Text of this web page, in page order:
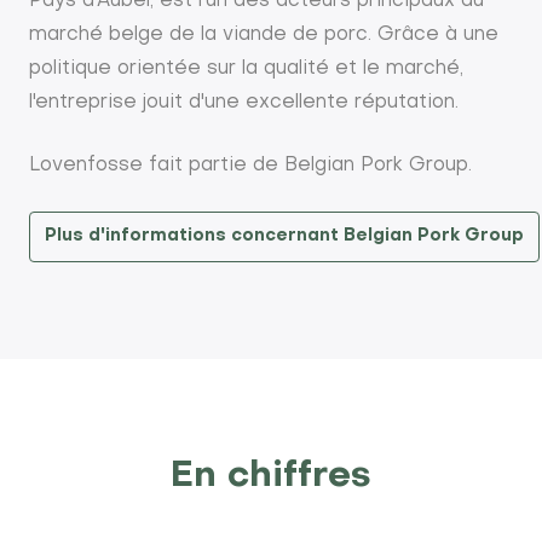
marché belge de la viande de porc. Grâce à une
politique orientée sur la qualité et le marché,
l'entreprise jouit d'une excellente réputation.
Lovenfosse fait partie de Belgian Pork Group.
Plus d'informations concernant Belgian Pork Group
En chiffres